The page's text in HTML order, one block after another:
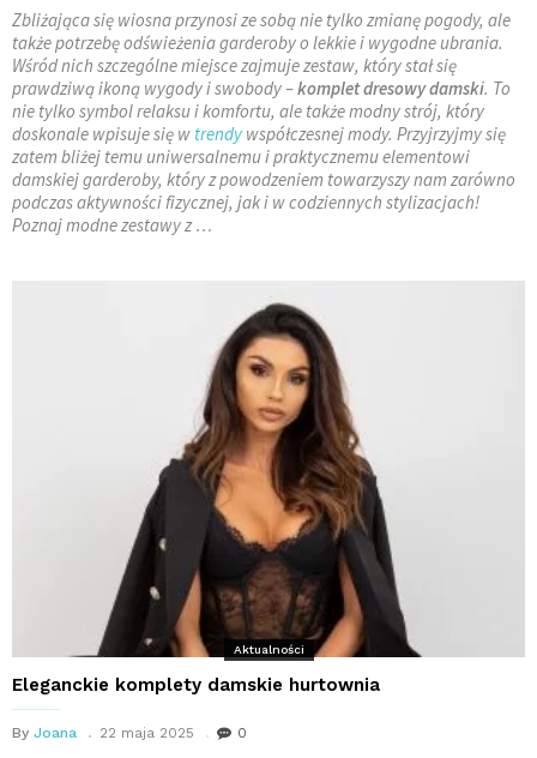
Zbliżająca się wiosna przynosi ze sobą nie tylko zmianę pogody, ale
także potrzebę odświeżenia garderoby o lekkie i wygodne ubrania.
Wśród nich szczególne miejsce zajmuje zestaw, który stał się
prawdziwą ikoną wygody i swobody –komplet dresowy damski. To
nie tylko symbol relaksu i komfortu, ale także modny strój, który
doskonale wpisuje się w trendy współczesnej mody. Przyjrzyjmy się
zatem bliżej temu uniwersalnemu i praktycznemu elementowi
damskiej garderoby, który z powodzeniem towarzyszy nam zarówno
podczas aktywności fizycznej, jak i w codziennych stylizacjach!
Poznaj modne zestawy z …
Aktualności
Eleganckie komplety damskie hurtownia
By Joana 22 maja 2025 0